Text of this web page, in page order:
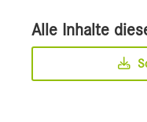
Alle Inhalte